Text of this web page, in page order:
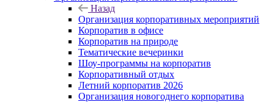
Назад
Организация корпоративных мероприятий
Корпоратив в офисе
Корпоратив на природе
Тематические вечеринки
Шоу-программы на корпоратив
Корпоративный отдых
Летний корпоратив 2026
Организация новогоднего корпоратива